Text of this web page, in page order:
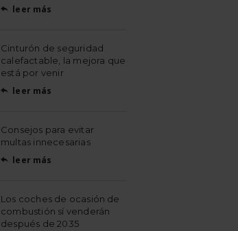
 leer más
Cinturón de seguridad
calefactable, la mejora que
está por venir
 leer más
Consejos para evitar
multas innecesarias
 leer más
Los coches de ocasión de
combustión sí venderán
después de 2035